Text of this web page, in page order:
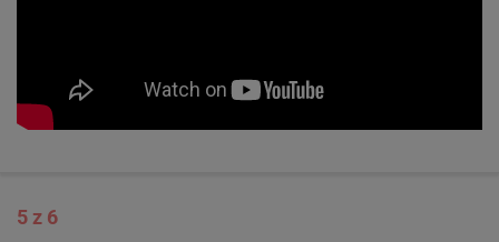
5 z 6